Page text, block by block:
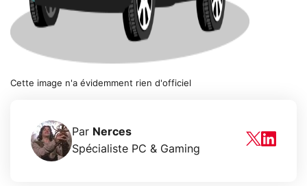
Cette image n'a évidemment rien d'officiel
Par Nerces
Spécialiste PC & Gaming